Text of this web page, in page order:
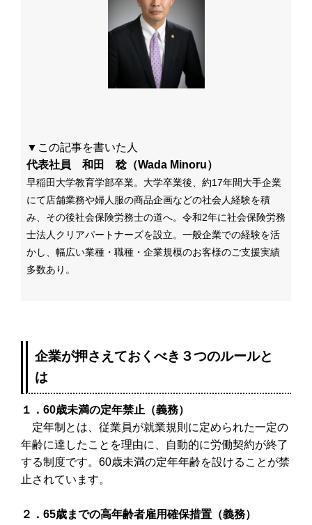
▼この記事を書いた人
代表社員 和田 稔（Wada Minoru）
早稲田大学教育学部卒業。大学卒業後、約17年間大手企業
にて店舗業務や婦人服の商品企画などの社会人経験を積
み、その後社会保険労務士の道へ。令和2年に社会保険労務
士法人クリアパートナーズを設立。一般企業での経験を活
かし、幅広い業種・職種・企業規模のお客様のご支援実績
多数あり。
企業が押さえておくべき３つのルールと
は
１．60歳未満の定年禁⽌（義務）
定年制とは、従業員が就業規則に定められた⼀定の
年齢に達したことを理由に、⾃動的に労働契約が終了
する制度です。60歳未満の定年年齢を設けることが禁
⽌されています。
２．65歳までの⾼年齢者雇⽤確保措置（義務）